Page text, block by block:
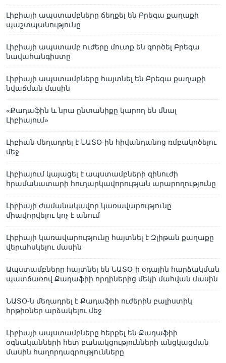
Լիբիայի ապստամբները ճեղքել են Բրեգա քաղաքի
պաշտպանությունը
Լիբիայի ապստամբ ուժերը մուտք են գործել Բրեգա
նավահանգիստը
Լիբիայի ապստամբները հայտնել են Բրեգա քաղաքի
նվաճման մասին
«Քադաֆին և նրա ընտանիքը կարող են մնալ
Լիբիայում»
Լիբիան մեղադրել է ՆԱՏՕ-ին հիվանդանոց ռմբակոծելու
մեջ
Լիբիայում կայացել է ապստամբների զինուժի
հրամանատարի հուղարկավորության արարողությունը
Լիբիայի ժամանակավոր կառավարությունը
միավորվելու կոչ է անում
Լիբիայի կառավարությունը հայտնել է Զլիթան քաղաքը
վերահսկելու մասին
Ապստամբները հայտնել են ՆԱՏՕ-ի օդային հարձակման
պատճառով Քադաֆիի որդիներից մեկի մահվան մասին
ՆԱՏՕ-ն մեղադրել է Քադաֆիի ուժերին բալիստիկ
հրթիռներ արձակելու մեջ
Լիբիայի ապստամբները հերքել են Քադաֆիի
օգնականների հետ բանակցությունների անցկացման
մասին հաղորդագրությունները